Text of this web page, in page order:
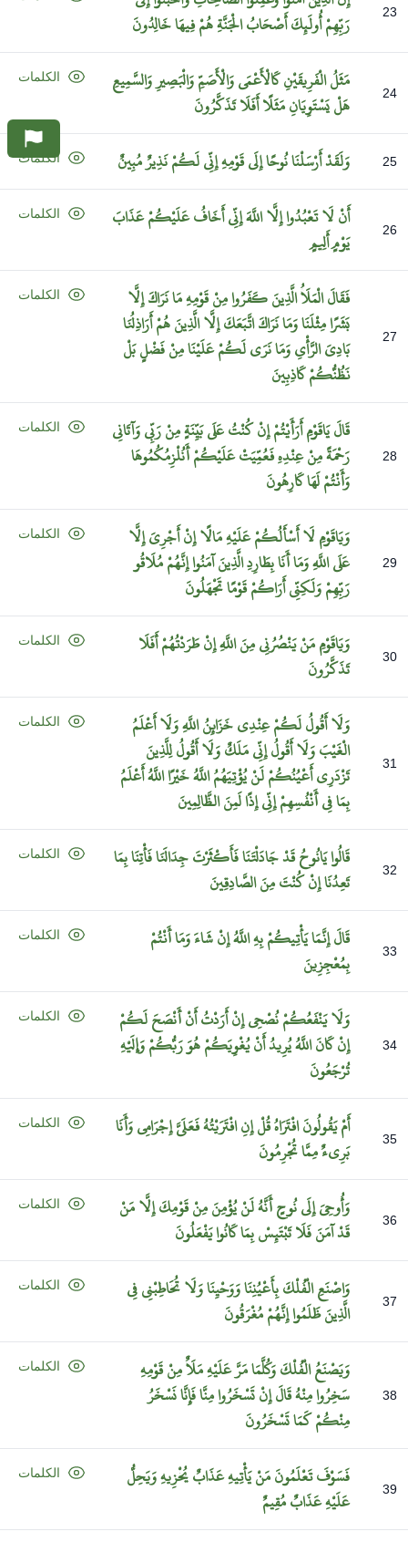
23
رَبِّهِمْأُولَئِكَأَصْحَابُالْجَنَّةِهُمْفِيهَاخَالِدُونَ
24 مَثَلُالْفَرِيقَيْنِكَالْأَعْمَىوَالْأَصَمِّوَالْبَصِيرِوَالسَّمِيعِ
هَلْيَسْتَوِيَانِمَثَلًاأَفَلَاتَذَكَّرُونَ
الكلمات
25 وَلَقَدْأَرْسَلْنَانُوحًاإِلَىقَوْمِهِإِنِّيلَكُمْنَذِيرٌمُبِينٌ الكلمات
26 أَنْلَاتَعْبُدُواإِلَّااللَّهَإِنِّيأَخَافُعَلَيْكُمْعَذَابَ
يَوْمٍأَلِيمٍ
الكلمات
27
فَقَالَالْمَلَأُالَّذِينَكَفَرُوامِنْقَوْمِهِمَانَرَاكَإِلَّا
بَشَرًامِثْلَنَاوَمَانَرَاكَاتَّبَعَكَإِلَّاالَّذِينَهُمْأَرَاذِلُنَا
بَادِيَالرَّأْيِوَمَانَرَىلَكُمْعَلَيْنَامِنْفَضْلٍبَلْ
نَظُنُّكُمْكَاذِبِينَ
الكلمات
28
قَالَيَاقَوْمِأَرَأَيْتُمْإِنْكُنْتُعَلَىبَيِّنَةٍمِنْرَبِّيوَآتَانِي
رَحْمَةًمِنْعِنْدِهِفَعُمِّيَتْعَلَيْكُمْأَنُلْزِمُكُمُوهَا
وَأَنْتُمْلَهَاكَارِهُونَ
الكلمات
29
وَيَاقَوْمِلَاأَسْأَلُكُمْعَلَيْهِمَالًاإِنْأَجْرِيَإِلَّا
عَلَىاللَّهِوَمَاأَنَابِطَارِدِالَّذِينَآمَنُواإِنَّهُمْمُلَاقُو
رَبِّهِمْوَلَكِنِّيأَرَاكُمْقَوْمًاتَجْهَلُونَ
الكلمات
30 وَيَاقَوْمِمَنْيَنْصُرُنِيمِنَاللَّهِإِنْطَرَدْتُهُمْأَفَلَا
تَذَكَّرُونَ
الكلمات
31
وَلَاأَقُولُلَكُمْعِنْدِيخَزَائِنُاللَّهِوَلَاأَعْلَمُ
الْغَيْبَوَلَاأَقُولُإِنِّيمَلَكٌوَلَاأَقُولُلِلَّذِينَ
تَزْدَرِيأَعْيُنُكُمْلَنْيُؤْتِيَهُمُاللَّهُخَيْرًااللَّهُأَعْلَمُ
بِمَافِيأَنْفُسِهِمْإِنِّيإِذًالَمِنَالظَّالِمِينَ
الكلمات
32 قَالُوايَانُوحُقَدْجَادَلْتَنَافَأَكْثَرْتَجِدَالَنَافَأْتِنَابِمَا
تَعِدُنَاإِنْكُنْتَمِنَالصَّادِقِينَ
الكلمات
33 قَالَإِنَّمَايَأْتِيكُمْبِهِاللَّهُإِنْشَاءَوَمَاأَنْتُمْ
بِمُعْجِزِينَ
الكلمات
34
وَلَايَنْفَعُكُمْنُصْحِيإِنْأَرَدْتُأَنْأَنْصَحَلَكُمْ
إِنْكَانَاللَّهُيُرِيدُأَنْيُغْوِيَكُمْهُوَرَبُّكُمْوَإِلَيْهِ
تُرْجَعُونَ
الكلمات
35 أَمْيَقُولُونَافْتَرَاهُقُلْإِنِافْتَرَيْتُهُفَعَلَيَّإِجْرَامِيوَأَنَا
بَرِيءٌمِمَّاتُجْرِمُونَ
الكلمات
36 وَأُوحِيَإِلَىنُوحٍأَنَّهُلَنْيُؤْمِنَمِنْقَوْمِكَإِلَّامَنْ
قَدْآمَنَفَلَاتَبْتَئِسْبِمَاكَانُوايَفْعَلُونَ
الكلمات
37 وَاصْنَعِالْفُلْكَبِأَعْيُنِنَاوَوَحْيِنَاوَلَاتُخَاطِبْنِيفِي
الَّذِينَظَلَمُواإِنَّهُمْمُغْرَقُونَ
الكلمات
38
وَيَصْنَعُالْفُلْكَوَكُلَّمَامَرَّعَلَيْهِمَلَأٌمِنْقَوْمِهِ
سَخِرُوامِنْهُقَالَإِنْتَسْخَرُوامِنَّافَإِنَّانَسْخَرُ
مِنْكُمْكَمَاتَسْخَرُونَ
الكلمات
39 فَسَوْفَتَعْلَمُونَمَنْيَأْتِيهِعَذَابٌيُخْزِيهِوَيَحِلُّ
عَلَيْهِعَذَابٌمُقِيمٌ
الكلمات